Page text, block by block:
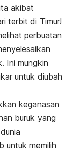
akibat
terbit di Timur!
perbuatan
Ini mungkin
untuk diubah
keganasan
buruk yang
untuk memilih